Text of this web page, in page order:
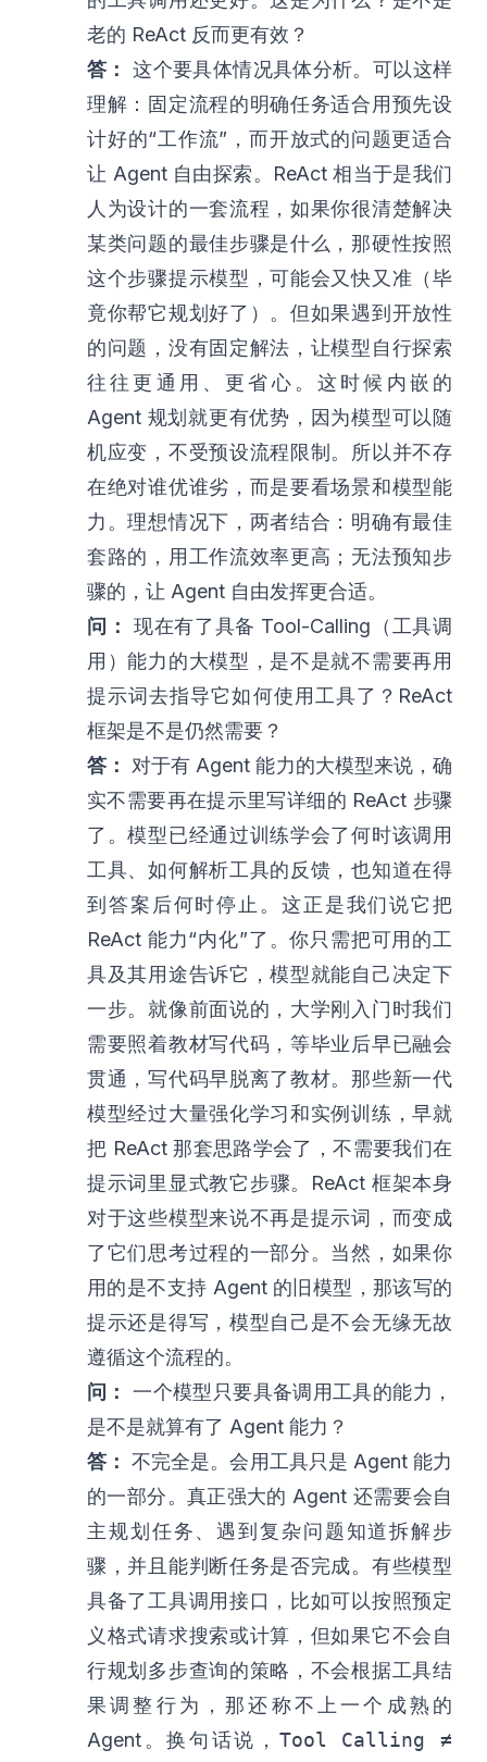
老的 ReAct 反而更有效？
答：
这个要具体情况具体分析。可以这样
理解：固定流程的明确任务适合用预先设
计好的“工作流”，而开放式的问题更适合
让 Agent 自由探索。ReAct 相当于是我们
人为设计的一套流程，如果你很清楚解决
某类问题的最佳步骤是什么，那硬性按照
这个步骤提示模型，可能会又快又准（毕
竟你帮它规划好了）。但如果遇到开放性
的问题，没有固定解法，让模型自行探索
往往更通用、更省心。这时候内嵌的
Agent 规划就更有优势，因为模型可以随
机应变，不受预设流程限制。所以并不存
在绝对谁优谁劣，而是要看场景和模型能
力。理想情况下，两者结合：明确有最佳
套路的，用工作流效率更高；无法预知步
骤的，让 Agent 自由发挥更合适。
问：
现在有了具备 Tool-Calling（工具调
用）能力的大模型，是不是就不需要再用
提示词去指导它如何使用工具了？ReAct
框架是不是仍然需要？
答：
对于有 Agent 能力的大模型来说，确
实不需要再在提示里写详细的 ReAct 步骤
了。模型已经通过训练学会了何时该调用
工具、如何解析工具的反馈，也知道在得
到答案后何时停止。这正是我们说它把
ReAct 能力“内化”了。你只需把可用的工
具及其用途告诉它，模型就能自己决定下
一步。就像前面说的，大学刚入门时我们
需要照着教材写代码，等毕业后早已融会
贯通，写代码早脱离了教材。那些新一代
模型经过大量强化学习和实例训练，早就
把 ReAct 那套思路学会了，不需要我们在
提示词里显式教它步骤。ReAct 框架本身
对于这些模型来说不再是提示词，而变成
了它们思考过程的一部分。当然，如果你
用的是不支持 Agent 的旧模型，那该写的
提示还是得写，模型自己是不会无缘无故
遵循这个流程的。
问：
一个模型只要具备调用工具的能力，
是不是就算有了 Agent 能力？
答： 不完全是。会用工具只是 Agent 能力
的一部分。真正强大的 Agent 还需要会自
主规划任务、遇到复杂问题知道拆解步
骤，并且能判断任务是否完成。有些模型
具备了工具调用接口，比如可以按照预定
义格式请求搜索或计算，但如果它不会自
行规划多步查询的策略，不会根据工具结
果调整行为，那还称不上一个成熟的
Agent。换句话说， Tool Calling ≠